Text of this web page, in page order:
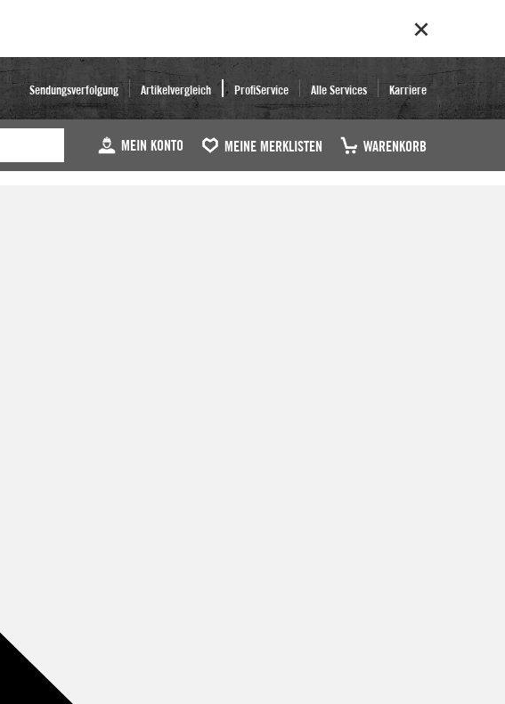
Sendungsverfolgung Artikelvergleich ProfiService Alle Services Karriere
MEIN KONTO MEINE MERKLISTEN WARENKORB